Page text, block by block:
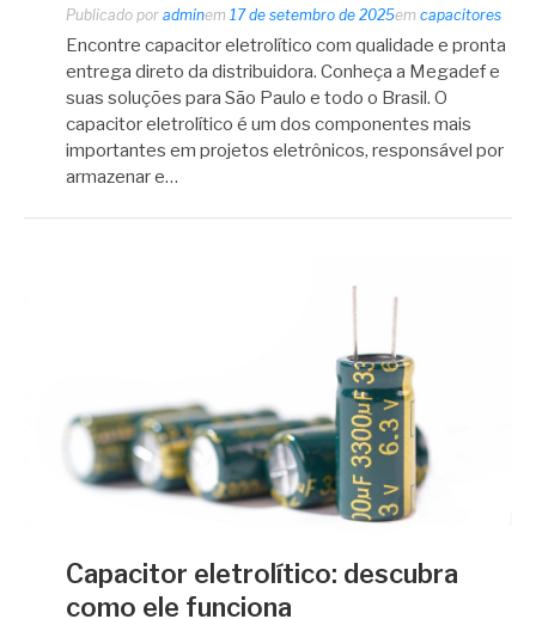
Publicado por adminem 17 de setembro de 2025em capacitores
Encontre capacitor eletrolítico com qualidade e pronta
entrega direto da distribuidora. Conheça a Megadef e
suas soluções para São Paulo e todo o Brasil. O
capacitor eletrolítico é um dos componentes mais
importantes em projetos eletrônicos, responsável por
armazenar e…
Capacitor eletrolítico: descubra
como ele funciona